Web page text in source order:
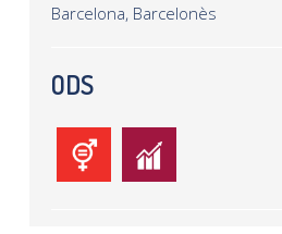
Barcelona, Barcelonès
ODS